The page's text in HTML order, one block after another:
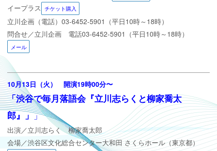
イープラス チケット購入
立川企画（電話） 03-6452-5901（平日10時～18時）
問合せ／立川企画 電話03-6452-5901（平日10時～18時）
メール
10月13日（火） 開演19時00分〜
「渋谷で毎月落語会『立川志らくと柳家喬太
郎』」」
出演／立川志らく 柳家喬太郎
会場／渋谷区文化総合センター大和田 さくらホール（東京都）